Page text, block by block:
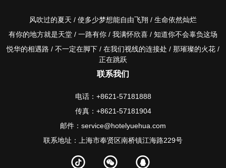
风吹过的夏天 / 使多少梦想能自由飞翔 / 生命依然灿烂
有你的地方就是天堂 / 一路有你 / 我满怀欣喜 / 知道你不会辜负这场
悦华的相遇路 / 不一定在脚下 / 在我们视线的连接处 / 那璀璨的火花 /
正在跳跃
联系我们
电话：+8621-57181888
传真：+8621-57181904
邮件：service@hotelyuehua.com
联系地址：上海市奉贤区南桥镇江海路229号